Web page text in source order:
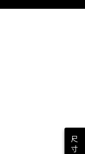
尺
寸